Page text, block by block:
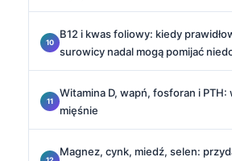
B12 i kwas foliowy: kiedy
surowicy nadal mogą pomijać
Witamina D, wapń, fosforan i
mięśnie
Magnez, cynk, miedź, selen: